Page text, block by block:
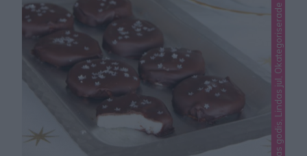
Lindas godis, Lindas jul, Okategoriserade